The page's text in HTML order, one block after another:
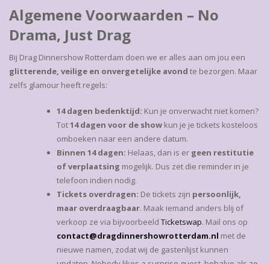
Algemene Voorwaarden – No
Drama, Just Drag
Bij Drag Dinnershow Rotterdam doen we er alles aan om jou een
glitterende, veilige en onvergetelijke avond te bezorgen. Maar
zelfs glamour heeft regels:
14 dagen bedenktijd: Kun je onverwacht niet komen?
Tot14 dagen voor de show kun je je tickets kosteloos
omboeken naar een andere datum.
Binnen 14 dagen: Helaas, dan is er geen restitutie
of verplaatsing mogelijk. Dus zet die reminder in je
telefoon indien nodig.
Tickets overdragen: De tickets zijn persoonlijk,
maar overdraagbaar. Maak iemand anders blij of
verkoop ze via bijvoorbeeld Ticketswap. Mail ons op
contact@dragdinnershowrotterdam.nl met de
nieuwe namen, zodat wij de gastenlijst kunnen